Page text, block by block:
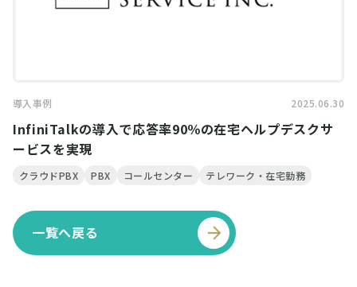
導入事例 2025.06.30
InfiniTalkの導入で応答率90％の在宅ヘルプデスクサ
ービスを実現
クラウドPBX PBX コールセンター テレワーク・在宅勤務
一覧へ戻る